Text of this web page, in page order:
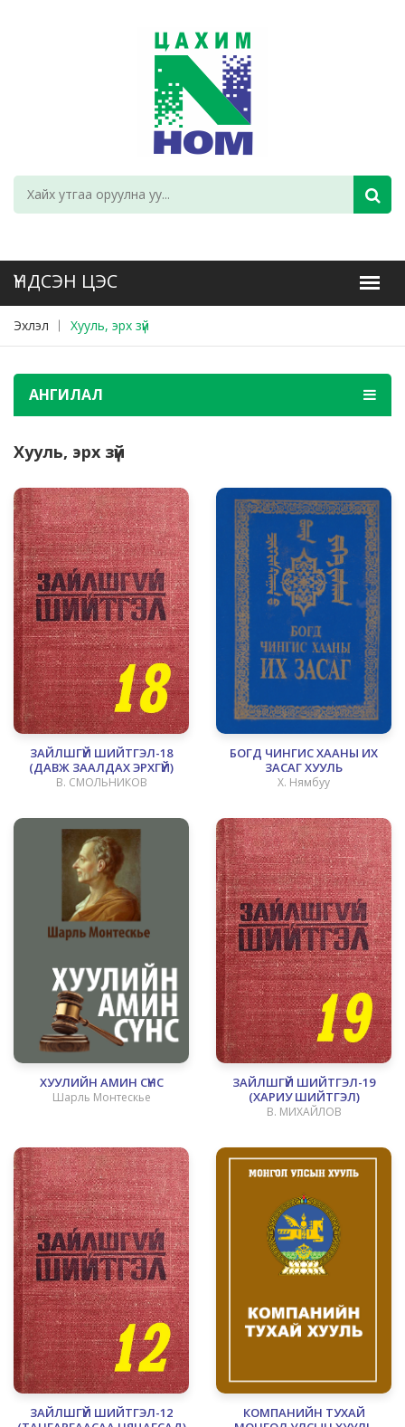
Эхлэл Хууль, эрх зүй
АНГИЛАЛ
Хууль, эрх зүй
ЗАЙЛШГҮЙ ШИЙТГЭЛ-18
(ДАВЖ ЗААЛДАХ ЭРХГҮЙ)
В. СМОЛЬНИКОВ
БОГД ЧИНГИС ХААНЫ ИХ
ЗАСАГ ХУУЛЬ
Х. Нямбуу
ХУУЛИЙН АМИН СҮНС
Шарль Монтескье
ЗАЙЛШГҮЙ ШИЙТГЭЛ-19
(ХАРИУ ШИЙТГЭЛ)
В. МИХАЙЛОВ
ЗАЙЛШГҮЙ ШИЙТГЭЛ-12
КОМПАНИЙН ТУХАЙ